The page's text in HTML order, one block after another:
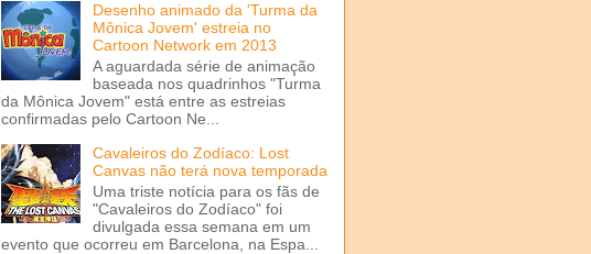
Desenho animado da 'Turma da
Mônica Jovem' estreia no
Cartoon Network em 2013
A aguardada série de animação
baseada nos quadrinhos "Turma
da Mônica Jovem" está entre as estreias
confirmadas pelo Cartoon Ne...
Cavaleiros do Zodíaco: Lost
Canvas não terá nova temporada
Uma triste notícia para os fãs de
"Cavaleiros do Zodíaco" foi
divulgada essa semana em um
evento que ocorreu em Barcelona, na Espa...